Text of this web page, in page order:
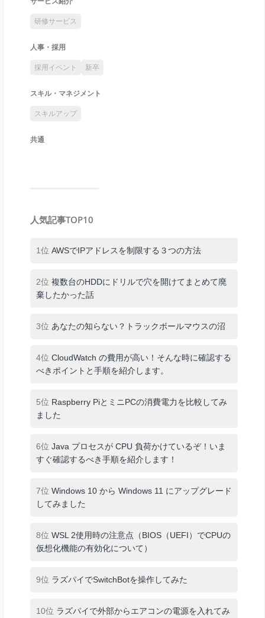
研修サービス
人事・採用
採用イベント 新卒
スキル・マネジメント
スキルアップ
共通
人気記事TOP10
1位 AWSでIPアドレスを制限する３つの方法
2位 複数台のHDDにドリルで穴を開けてまとめて廃
棄したかった話
3位 あなたの知らない？トラックボールマウスの沼
4位 CloudWatch の費用が高い！そんな時に確認する
べきポイントと手順を紹介します。
5位 Raspberry PiとミニPCの消費電力を比較してみ
ました
6位 Java プロセスが CPU 負荷かけているぞ！いま
すぐ確認するべき手順を紹介します！
7位 Windows 10 から Windows 11 にアップグレード
してみました
8位 WSL 2使用時の注意点（BIOS（UEFI）でCPUの
仮想化機能の有効化について）
9位 ラズパイでSwitchBotを操作してみた
10位 ラズパイで外部からエアコンの電源を入れてみ